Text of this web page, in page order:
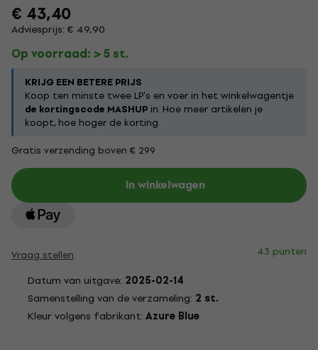
€ 43,40
Adviesprijs: € 49,90
Op voorraad: > 5 st.
KRIJG EEN BETERE PRIJS
Koop ten minste twee LP's en voer in het winkelwagentje
de kortingscode MASHUP in. Hoe meer artikelen je
koopt, hoe hoger de korting.
Gratis verzending boven € 299
In winkelwagen
Vraag stellen
43 punten
Datum van uitgave: 2025-02-14
Samenstelling van de verzameling: 2 st.
Kleur volgens fabrikant: Azure Blue